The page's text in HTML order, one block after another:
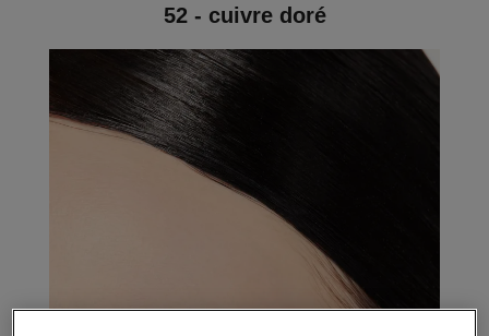
52 - cuivre doré